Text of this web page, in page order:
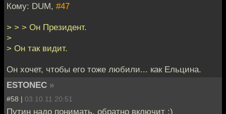
Кому: DUM, #47
> > > Он Президент.
>
> Он так видит.
Он хочет, чтобы его тоже любили... как Ельцина.
ESTONEC »
#58 | 03.10.11 20:51
Путин надо понимать, обратно включит :)